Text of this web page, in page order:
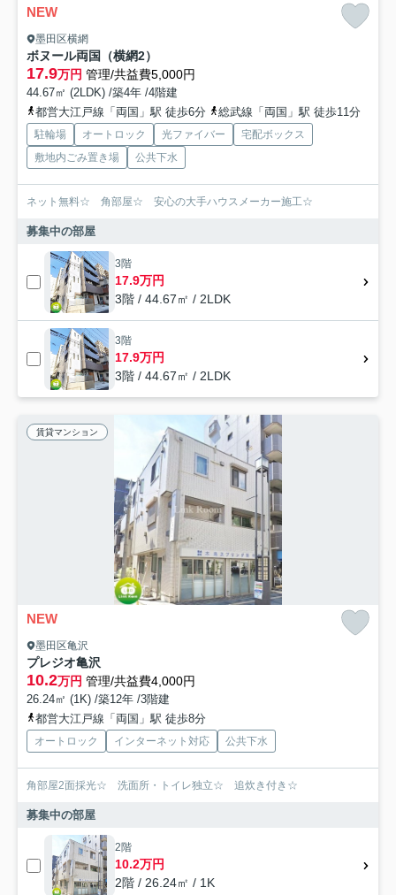
NEW
墨田区横網
ボヌール両国（横網2）
17.9万円 管理/共益費5,000円
44.67㎡ (2LDK) /築4年 /4階建
都営大江戸線「両国」駅 徒歩6分
総武線「両国」駅 徒歩11分
駐輪場 オートロック 光ファイバー
宅配ボックス
敷地内ごみ置き場
公共下水
ネット無料☆ 角部屋☆ 安心の大手ハウスメーカー施工☆
募集中の部屋
3階
17.9万円
3階 / 44.67㎡ / 2LDK
3階
17.9万円
3階 / 44.67㎡ / 2LDK
賃貸マンション
NEW
墨田区亀沢
プレジオ亀沢
10.2万円 管理/共益費4,000円
26.24㎡ (1K) /築12年 /3階建
都営大江戸線「両国」駅 徒歩8分
オートロック インターネット対応 公共下水
角部屋2面採光☆ 洗面所・トイレ独立☆ 追炊き付き☆
募集中の部屋
2階
10.2万円
2階 / 26.24㎡ / 1K